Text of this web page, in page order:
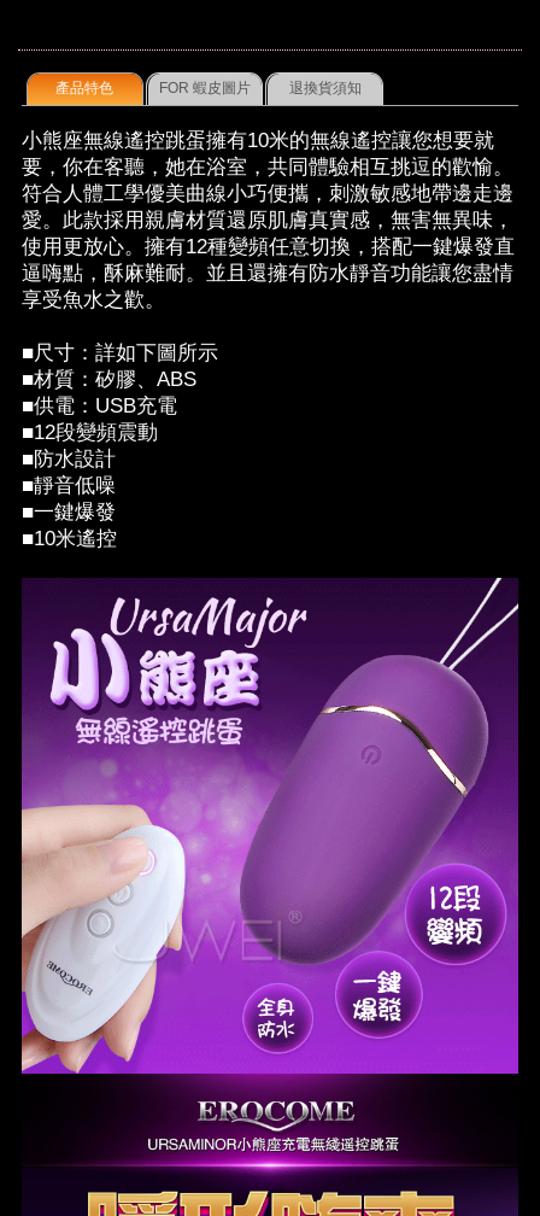
產品特色 FOR 蝦皮圖片 退換貨須知
小熊座無線遙控跳蛋擁有10米的無線遙控讓您想要就
要，你在客聽，她在浴室，共同體驗相互挑逗的歡愉。
符合人體工學優美曲線小巧便攜，刺激敏感地帶邊走邊
愛。此款採用親膚材質還原肌膚真實感，無害無異味，
使用更放心。擁有12種變頻任意切換，搭配一鍵爆發直
逼嗨點，酥麻難耐。並且還擁有防水靜音功能讓您盡情
享受魚水之歡。
■尺寸：詳如下圖所示
■材質：矽膠、ABS
■供電：USB充電
■12段變頻震動
■防水設計
■靜音低噪
■一鍵爆發
■10米遙控